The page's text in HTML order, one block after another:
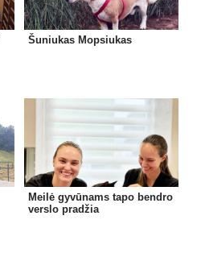
Šuniukas Mopsiukas
Meilė gyvūnams tapo bendro
verslo pradžia